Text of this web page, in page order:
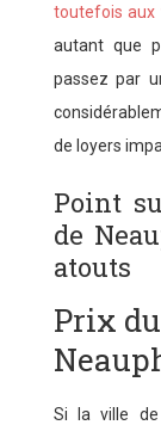
toutefois aux
autant que
passez par
de loyers
Point
de
atouts
Prix
Si la ville de